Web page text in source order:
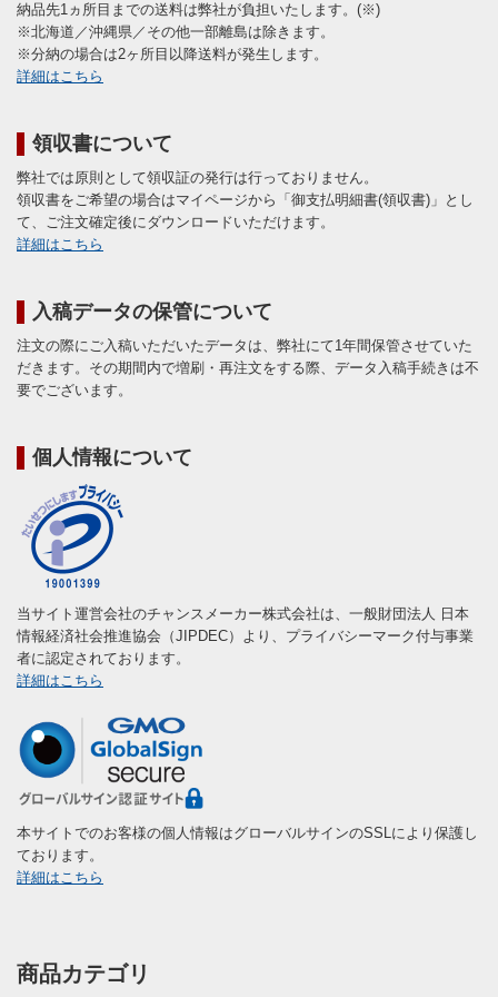
納品先1ヵ所目までの送料は弊社が負担いたします。(※)
※北海道／沖縄県／その他一部離島は除きます。
※分納の場合は2ヶ所目以降送料が発生します。
詳細はこちら
領収書について
弊社では原則として領収証の発行は行っておりません。
領収書をご希望の場合はマイページから「御支払明細書(領収書)」とし
て、ご注文確定後にダウンロードいただけます。
詳細はこちら
入稿データの保管について
注文の際にご入稿いただいたデータは、弊社にて1年間保管させていた
だきます。その期間内で増刷・再注文をする際、データ入稿手続きは不
要でございます。
個人情報について
当サイト運営会社のチャンスメーカー株式会社は、一般財団法人 日本
情報経済社会推進協会（JIPDEC）より、プライバシーマーク付与事業
者に認定されております。
詳細はこちら
本サイトでのお客様の個人情報はグローバルサインのSSLにより保護し
ております。
詳細はこちら
商品カテゴリ